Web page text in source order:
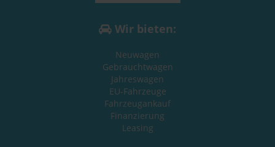
Wir bieten:
Neuwagen
Gebrauchtwagen
Jahreswagen
EU-Fahrzeuge
Fahrzeugankauf
Finanzierung
Leasing